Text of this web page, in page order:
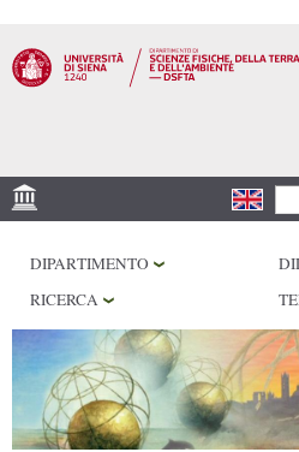
contenuto
principale
MUSEI
OSSERVATORIO
BIBLIOTECHE
SERVIZI
DIPARTIMENTO
RICERCA